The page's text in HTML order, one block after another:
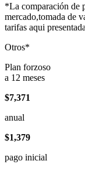
*La comparación de
mercado,tomada de
tarifas aqui
Otros*
Plan forzoso
a 12 meses
$7,371
anual
$1,379
pago inicial